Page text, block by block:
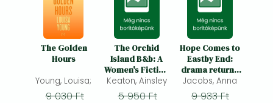
The Golden
Hours
Young, Louisa;
9 030 Ft
The Orchid
Island B&b: A
Women's Fiction
Saga of Heartfelt
Love and
Keaton, Ainsley
5 950 Ft
Hope Comes to
Eastby End:
drama returns
in the gripping
new saga series
Jacobs, Anna
9 933 Ft